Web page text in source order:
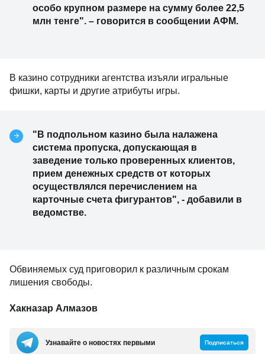
особо крупном размере на сумму более 22,5
млн тенге". – говорится в сообщении АФМ.
В казино сотрудники агентства изъяли игральные
фишки, карты и другие атрибуты игры.
"В подпольном казино была налажена
система пропуска, допускающая в
заведение только проверенных клиентов,
прием денежных средств от которых
осуществлялся перечислением на
карточные счета фигурантов", - добавили в
ведомстве.
Обвиняемых суд приговорил к различным срокам
лишения свободы.
Хакназар Алмазов
Узнавайте о новостях первыми Подписаться